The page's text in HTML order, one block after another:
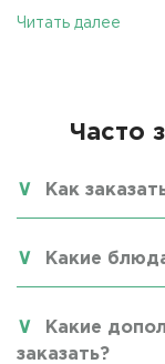
Читать далее
Часто
Как
Какие
Какие
заказать?